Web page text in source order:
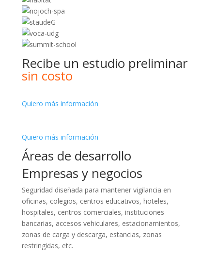
Recibe un estudio preliminar
sin costo
Quiero más información
Quiero más información
Áreas de desarrollo
Empresas y negocios
Seguridad diseñada para mantener vigilancia en
oficinas, colegios, centros educativos, hoteles,
hospitales, centros comerciales, instituciones
bancarias, accesos vehiculares, estacionamientos,
zonas de carga y descarga, estancias, zonas
restringidas, etc.